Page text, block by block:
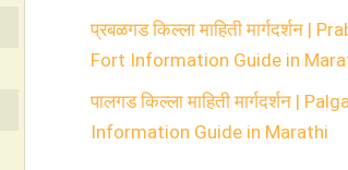
प्रबळगड किल्ला माहिती मार्गदर्शन |
Fort Information Guide in
पालगड किल्ला माहिती मार्गदर्शन |
Information Guide in Marathi